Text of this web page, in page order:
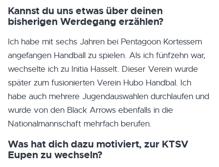
Kannst du uns etwas über deinen
bisherigen Werdegang erzählen?
Ich habe mit sechs Jahren bei Pentagoon Kortessem
angefangen Handball zu spielen. Als ich fünfzehn war,
wechselte ich zu Initia Hasselt. Dieser Verein wurde
später zum fusionierten Verein Hubo Handbal. Ich
habe auch mehrere Jugendauswahlen durchlaufen und
wurde von den Black Arrows ebenfalls in die
Nationalmannschaft mehrfach berufen.
Was hat dich dazu motiviert, zur KTSV
Eupen zu wechseln?